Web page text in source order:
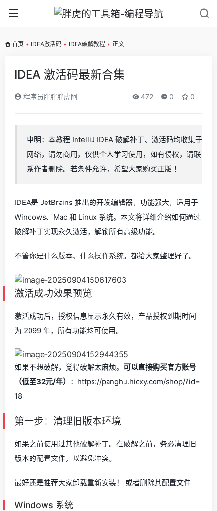
首页 • IDEA激活码 • IDEA破解教程 • 正文
IDEA 激活码最新合集
程序员胖胖胖虎阿 472 0 0
申明：本教程 IntelliJ IDEA 破解补丁、激活码均收集于
网络，请勿商用，仅供个人学习使用，如有侵权，请联
系作者删除。若条件允许，希望大家购买正版 ！
IDEA是 JetBrains 推出的开发编辑器，功能强大，适用于
Windows、Mac 和 Linux 系统。本文将详细介绍如何通过
破解补丁实现永久激活，解锁所有高级功能。
不管你是什么版本、什么操作系统。都给大家整理好了。
激活成功效果预览
激活成功后，授权信息显示永久有效，产品授权到期时间
为 2099 年，所有功能均可使用。
如果不想破解，觉得破解太麻烦。 可以直接购买官方账号
（低至32元/年） ：https://panghu.hicxy.com/shop/?id=
18
第一步：清理旧版本环境
如果之前使用过其他破解补丁。在破解之前，务必清理旧
版本的配置文件，以避免冲突。
最好还是推荐大家卸载重新安装！ 或者删除其配置文件
Windows 系统